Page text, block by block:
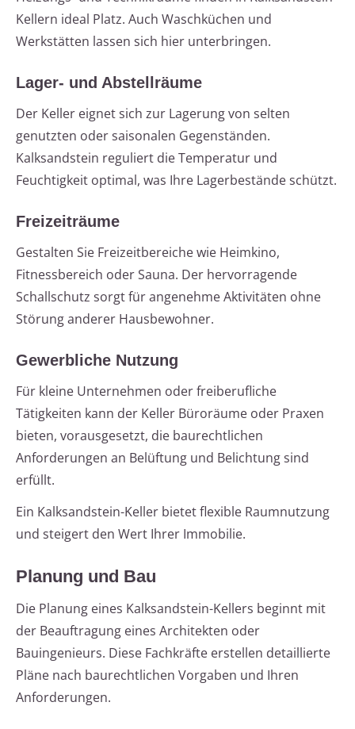
Kellern ideal Platz. Auch Waschküchen und
Werkstätten lassen sich hier unterbringen.
Lager- und Abstellräume
Der Keller eignet sich zur Lagerung von selten
genutzten oder saisonalen Gegenständen.
Kalksandstein reguliert die Temperatur und
Feuchtigkeit optimal, was Ihre Lagerbestände schützt.
Freizeiträume
Gestalten Sie Freizeitbereiche wie Heimkino,
Fitnessbereich oder Sauna. Der hervorragende
Schallschutz sorgt für angenehme Aktivitäten ohne
Störung anderer Hausbewohner.
Gewerbliche Nutzung
Für kleine Unternehmen oder freiberufliche
Tätigkeiten kann der Keller Büroräume oder Praxen
bieten, vorausgesetzt, die baurechtlichen
Anforderungen an Belüftung und Belichtung sind
erfüllt.
Ein Kalksandstein-Keller bietet flexible Raumnutzung
und steigert den Wert Ihrer Immobilie.
Planung und Bau
Die Planung eines Kalksandstein-Kellers beginnt mit
der Beauftragung eines Architekten oder
Bauingenieurs. Diese Fachkräfte erstellen detaillierte
Pläne nach baurechtlichen Vorgaben und Ihren
Anforderungen.